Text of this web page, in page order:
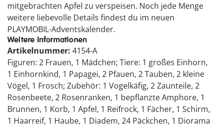
mitgebrachten Apfel zu verspeisen. Noch jede Menge
weitere liebevolle Details findest du im neuen
PLAYMOBIL-Adventskalender.
Weitere Informationen
Artikelnummer: 4154-A
Figuren: 2 Frauen, 1 Mädchen; Tiere: 1 großes Einhorn,
1 Einhornkind, 1 Papagei, 2 Pfauen, 2 Tauben, 2 kleine
Vögel, 1 Frosch; Zubehör: 1 Vogelkäfig, 2 Zaunteile, 2
Rosenbeete, 2 Rosenranken, 1 bepflanzte Amphore, 1
Brunnen, 1 Korb, 1 Apfel, 1 Reifrock, 1 Fächer, 1 Schirm,
1 Haarreif, 1 Haube, 1 Diadem, 24 Päckchen, 1 Diorama